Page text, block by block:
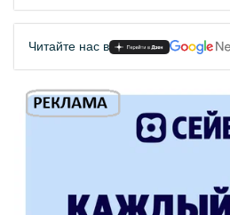
Читайте нас в